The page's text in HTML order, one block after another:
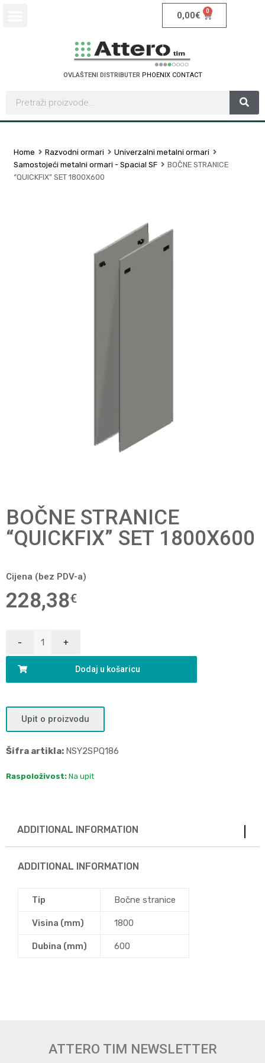
0,00€ 0
OVLAŠTENI DISTRIBUTER PHOENIX CONTACT
Home Razvodni ormari
Univerzalni metalni ormari
Samostojeći metalni ormari - Spacial SF
BOČNE STRANICE
“QUICKFIX” SET 1800X600
BOČNE STRANICE
“QUICKFIX” SET 1800X600
Cijena (bez PDV-a)
228,38€
Dodaj u košaricu
Upit o proizvodu
Šifra artikla: NSY2SPQ186
Raspoloživost: Na upit
ADDITIONAL INFORMATION
ADDITIONAL INFORMATION
Tip Bočne stranice
Visina (mm) 1800
Dubina (mm) 600
ATTERO TIM NEWSLETTER